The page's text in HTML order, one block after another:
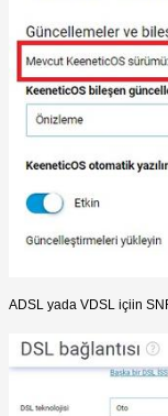
ADSL yada VDSL içiin